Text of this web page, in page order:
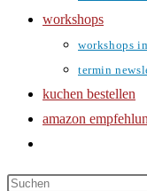
workshops
workshops
termin
kuchen bestellen
amazon